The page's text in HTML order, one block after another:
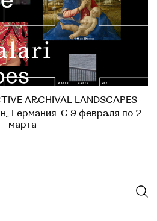
ARCHIVAL LANDSCAPES
Германия. С 9 февраля по 2
марта